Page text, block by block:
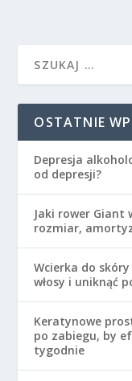
OSTATNIE
Depresja
od depresji?
Jaki rower Giant
rozmiar,
Wcierka do
włosy i uniknąć
Keratynowe
po zabiegu, by
tygodnie